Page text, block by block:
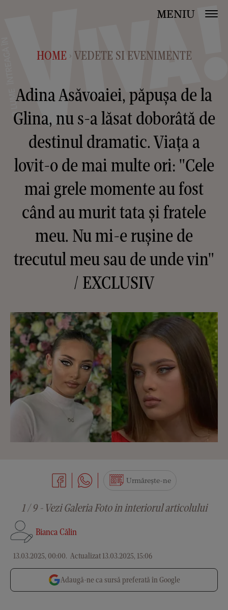
MENIU
HOME > VEDETE SI EVENIMENTE
Adina Asăvoaiei, păpușa de la
Glina, nu s-a lăsat doborâtă de
destinul dramatic. Viața a
lovit-o de mai multe ori: "Cele
mai grele momente au fost
când au murit tata și fratele
meu. Nu mi-e rușine de
trecutul meu sau de unde vin"
/ EXCLUSIV
Bianca Călin
13.03.2025, 00:00. Actualizat 13.03.2025, 15:06
Urmărește-ne
1 / 9 - Vezi Galeria Foto in interiorul articolului
Adaugă-ne ca sursă preferată în Google